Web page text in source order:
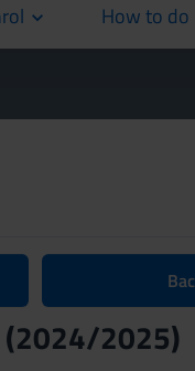
How to do
current
(2024/2025)